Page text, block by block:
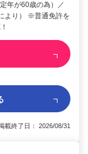
年が60歳の為）／
より） ※普通免許を
終了日： 2026/08/31